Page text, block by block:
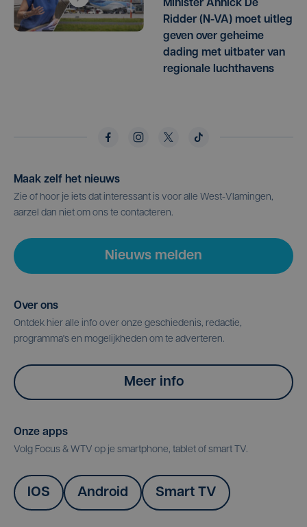
Minister Annick De
Ridder (N-VA) moet uitleg
geven over geheime
dading met uitbater van
regionale luchthavens
Maak zelf het nieuws
Zie of hoor je iets dat interessant is voor alle West-Vlamingen,
aarzel dan niet om ons te contacteren.
Nieuws melden
Over ons
Ontdek hier alle info over onze geschiedenis, redactie,
programma's en mogelijkheden om te adverteren.
Meer info
Onze apps
Volg Focus & WTV op je smartphone, tablet of smart TV.
IOS Android Smart TV